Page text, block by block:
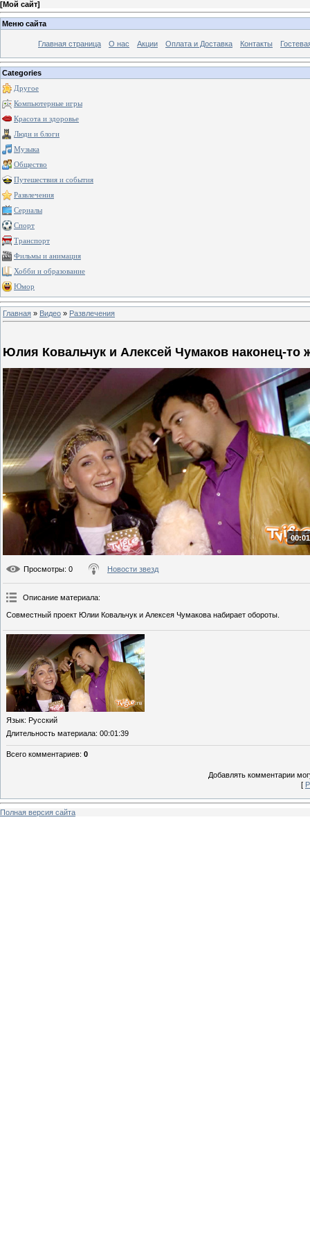
[Мой сайт]
Меню сайта
Главная страница О нас Акции Оплата и Доставка Контакты
Categories
Другое
Компьютерные игры
Красота и здоровье
Люди и блоги
Музыка
Общество
Путешествия и события
Развлечения
Сериалы
Спорт
Транспорт
Фильмы и анимация
Хобби и образование
Юмор
Главная » Видео » Развлечения
Юлия Ковальчук и Алексей Чумаков наконец-то
Просмотры: 0 Новости звезд
Описание материала:
Совместный проект Юлии Ковальчук и Алексея Чумакова набирает обороты.
Язык: Русский
Длительность материала: 00:01:39
Всего комментариев: 0
Добавлять комментарии
[
Полная версия сайта